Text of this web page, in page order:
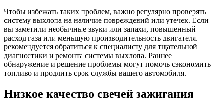
Чтобы избежать таких проблем, важно регулярно проверять
систему выхлопа на наличие повреждений или утечек. Если
вы заметили необычные звуки или запахи, повышенный
расход газа или меньшую производительность двигателя,
рекомендуется обратиться к специалисту для тщательной
диагностики и ремонта системы выхлопа. Раннее
обнаружение и решение проблемы могут помочь сэкономить
топливо и продлить срок службы вашего автомобиля.
Низкое качество свечей зажигания